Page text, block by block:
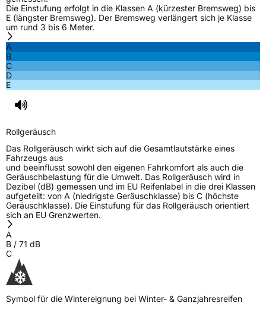
Die Einstufung erfolgt in die Klassen A (kürzester Bremsweg) bis
E (längster Bremsweg). Der Bremsweg verlängert sich je Klasse
um rund 3 bis 6 Meter.
A
B
C
D
E
Rollgeräusch
Das Rollgeräusch wirkt sich auf die Gesamtlautstärke eines
Fahrzeugs aus
und beeinflusst sowohl den eigenen Fahrkomfort als auch die
Geräuschbelastung für die Umwelt. Das Rollgeräusch wird in
Dezibel (dB) gemessen und im EU Reifenlabel in die drei Klassen
aufgeteilt: von A (niedrigste Geräuschklasse) bis C (höchste
Geräuschklasse). Die Einstufung für das Rollgeräusch orientiert
sich an EU Grenzwerten.
A
B / 71 dB
C
Symbol für die Wintereignung bei Winter- & Ganzjahresreifen